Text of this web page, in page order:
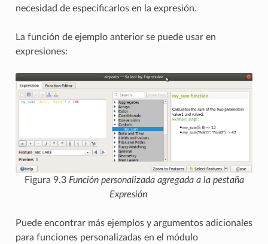
necesidad de especificarlos en la expresión.
La función de ejemplo anterior se puede usar en
expresiones:
Figura 9.3 Función personalizada agregada a la pestaña
Expresión
Puede encontrar más ejemplos y argumentos adicionales
para funciones personalizadas en el módulo